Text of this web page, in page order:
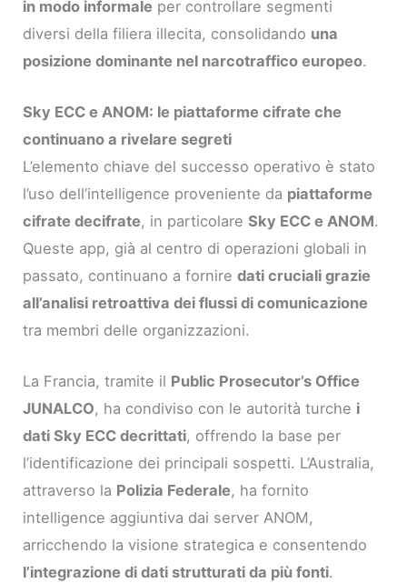
in modo informale per controllare segmenti
diversi della filiera illecita, consolidando una
posizione dominante nel narcotraffico europeo.
Sky ECC e ANOM: le piattaforme cifrate che
continuano a rivelare segreti
L’elemento chiave del successo operativo è stato
l’uso dell’intelligence proveniente da piattaforme
cifrate decifrate, in particolareSky ECC e ANOM.
Queste app, già al centro di operazioni globali in
passato, continuano a forniredati cruciali grazie
all’analisi retroattiva dei flussi di comunicazione
tra membri delle organizzazioni.
La Francia, tramite il Public Prosecutor’s Office
JUNALCO, ha condiviso con le autorità turche i
dati Sky ECC decrittati, offrendo la base per
l’identificazione dei principali sospetti. L’Australia,
attraverso la Polizia Federale, ha fornito
intelligence aggiuntiva dai server ANOM,
arricchendo la visione strategica e consentendo
l’integrazione di dati strutturati da più fonti.